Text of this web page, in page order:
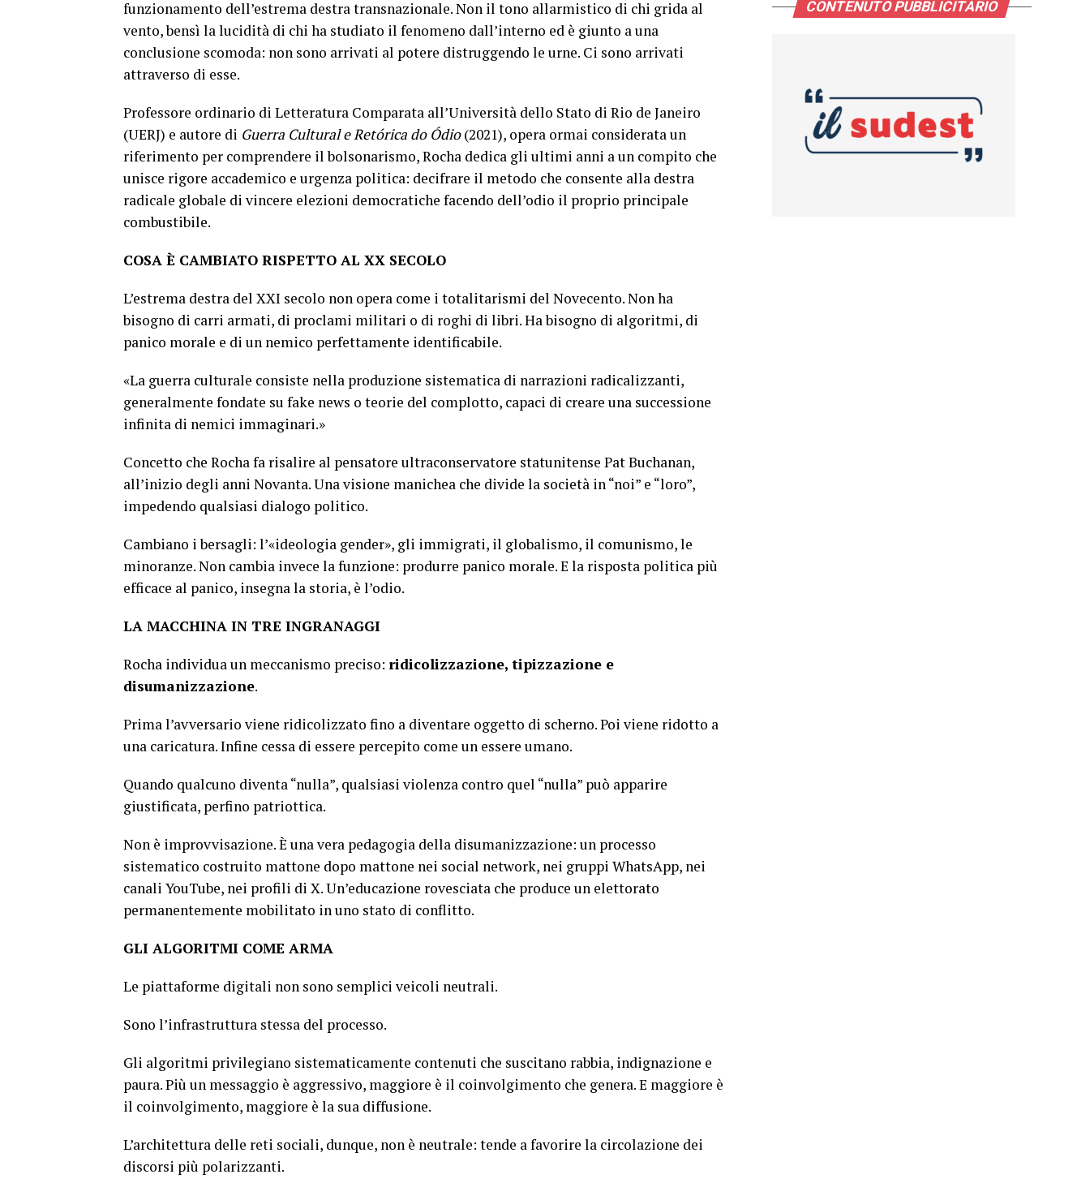
funzionamento dell’estrema destra transnazionale. Non il tono allarmistico di chi grida al
vento, bensì la lucidità di chi ha studiato il fenomeno dall’interno ed è giunto a una
conclusione scomoda: non sono arrivati al potere distruggendo le urne. Ci sono arrivati
attraverso di esse.
Professore ordinario di Letteratura Comparata all’Università dello Stato di Rio de Janeiro
(UERJ) e autore di Guerra Cultural e Retórica do Ódio(2021), opera ormai considerata un
riferimento per comprendere il bolsonarismo, Rocha dedica gli ultimi anni a un compito che
unisce rigore accademico e urgenza politica: decifrare il metodo che consente alla destra
radicale globale di vincere elezioni democratiche facendo dell’odio il proprio principale
combustibile.
COSA È CAMBIATO RISPETTO AL XX SECOLO
L’estrema destra del XXI secolo non opera come i totalitarismi del Novecento. Non ha
bisogno di carri armati, di proclami militari o di roghi di libri. Ha bisogno di algoritmi, di
panico morale e di un nemico perfettamente identificabile.
«La guerra culturale consiste nella produzione sistematica di narrazioni radicalizzanti,
generalmente fondate su fake news o teorie del complotto, capaci di creare una successione
infinita di nemici immaginari.»
Concetto che Rocha fa risalire al pensatore ultraconservatore statunitense Pat Buchanan,
all’inizio degli anni Novanta. Una visione manichea che divide la società in “noi” e “loro”,
impedendo qualsiasi dialogo politico.
Cambiano i bersagli: l’«ideologia gender», gli immigrati, il globalismo, il comunismo, le
minoranze. Non cambia invece la funzione: produrre panico morale. E la risposta politica più
efficace al panico, insegna la storia, è l’odio.
LA MACCHINA IN TRE INGRANAGGI
Rocha individua un meccanismo preciso: ridicolizzazione, tipizzazione e
disumanizzazione.
Prima l’avversario viene ridicolizzato fino a diventare oggetto di scherno. Poi viene ridotto a
una caricatura. Infine cessa di essere percepito come un essere umano.
Quando qualcuno diventa “nulla”, qualsiasi violenza contro quel “nulla” può apparire
giustificata, perfino patriottica.
Non è improvvisazione. È una vera pedagogia della disumanizzazione: un processo
sistematico costruito mattone dopo mattone nei social network, nei gruppi WhatsApp, nei
canali YouTube, nei profili di X. Un’educazione rovesciata che produce un elettorato
permanentemente mobilitato in uno stato di conflitto.
GLI ALGORITMI COME ARMA
Le piattaforme digitali non sono semplici veicoli neutrali.
Sono l’infrastruttura stessa del processo.
Gli algoritmi privilegiano sistematicamente contenuti che suscitano rabbia, indignazione e
paura. Più un messaggio è aggressivo, maggiore è il coinvolgimento che genera. E maggiore è
il coinvolgimento, maggiore è la sua diffusione.
L’architettura delle reti sociali, dunque, non è neutrale: tende a favorire la circolazione dei
discorsi più polarizzanti.
CONTENUTO PUBBLICITARIO